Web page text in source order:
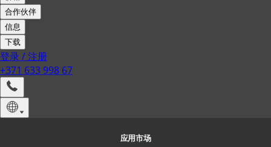
合作伙伴
信息
下载
登录/注册
+371 633 998 67
应用市场